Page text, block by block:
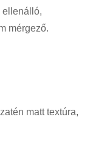
ellenálló,
mérgező.
matt textúra,